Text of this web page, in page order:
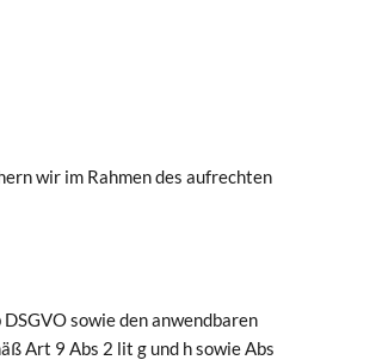
wir im Rahmen des aufrechten
sowie den anwendbaren
Art 9 Abs 2 lit g und h sowie Abs